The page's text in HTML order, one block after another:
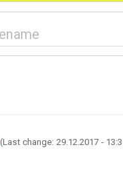
(Last change: 29.12.2017 -